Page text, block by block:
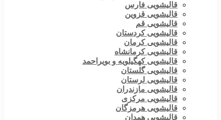
قالیشویی فارس
قالیشویی قزوین
قالیشویی قم
قالیشویی کردستان
قالیشویی کرمان
قالیشویی کرمانشاه
قالیشویی کهگیلویه و بویراحمد
قالیشویی گلستان
قالیشویی لرستان
قالیشویی مازندران
قالیشویی مرکزی
قالیشویی هرمزگان
قالیشویی همدان